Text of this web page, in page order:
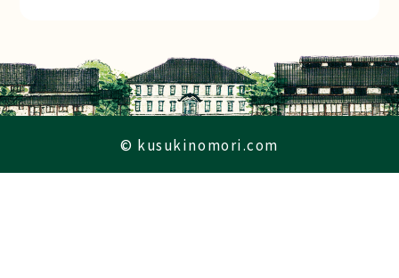
© kusukinomori.com